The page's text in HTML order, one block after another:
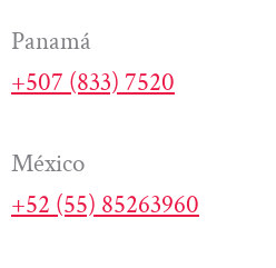
Panamá
+507 (833) 7520
México
+52 (55) 85263960